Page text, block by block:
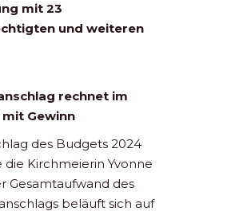
mit 23
und weiteren
rechnet im
Gewinn
des Budgets 2024
die Kirchmeierin Yvonne
Gesamtaufwand des
beläuft sich auf